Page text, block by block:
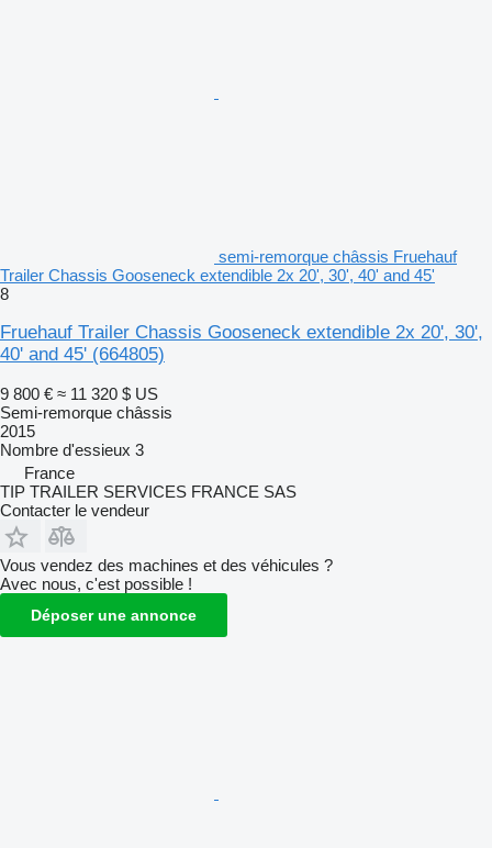
semi-remorque châssis Fruehauf
Trailer Chassis Gooseneck extendible 2x 20', 30', 40' and 45'
8
Fruehauf Trailer Chassis Gooseneck extendible 2x 20', 30',
40' and 45' (664805)
9 800 € ≈ 11 320 $ US
Semi-remorque châssis
2015
Nombre d'essieux 3
France
TIP TRAILER SERVICES FRANCE SAS
Contacter le vendeur
Vous vendez des machines et des véhicules ?
Avec nous, c'est possible !
Déposer une annonce